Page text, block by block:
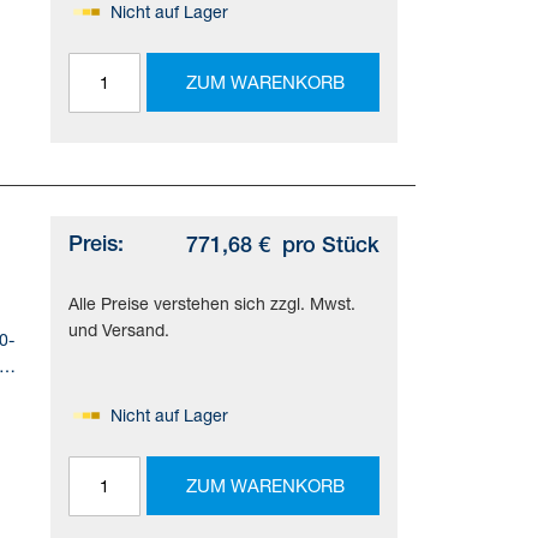
Nicht auf Lager
ZUM WARENKORB
Preis: 771,68 € pro Stück
Alle Preise verstehen sich zzgl. Mwst.
und Versand.
Nicht auf Lager
ZUM WARENKORB